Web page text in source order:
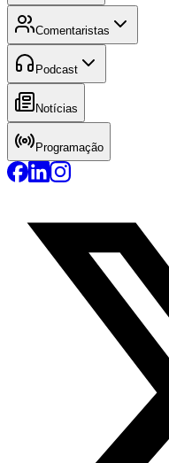
Comentaristas
Podcast
Notícias
Programação